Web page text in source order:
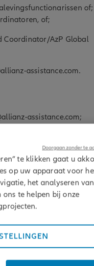
of;
of;
Coordinator/AzP Global
assistance.com.
assistance.com;
Maar
Quen
Allianz Partners
AzP Compliance
81671 Munich
Germany
te klikken gaat u
op uw apparaat voor
het analyseren van
te helpen bij onze
Doorgaan zonder te